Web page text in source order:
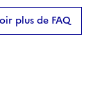
plus de FAQ